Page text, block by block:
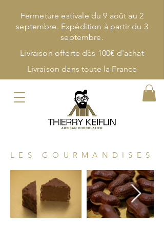
Fermeture estivale du 9 août au 2
septembre. Expédition à partir du 3
septembre.
Livraison offerte dès 100€ d'achat
Livraison dans toute la France
LES GOURMANDISES